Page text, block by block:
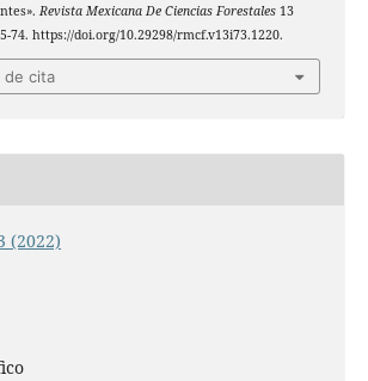
Revista Mexicana De Ciencias Forestales13
74. https://doi.org/10.29298/rmcf.v13i73.1220.
de cita
(2022)